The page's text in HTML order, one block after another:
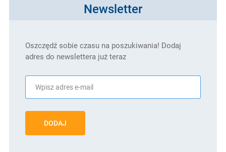
Newsletter
Oszczędź sobie czasu na poszukiwania! Dodaj
adres do newslettera już teraz
DODAJ